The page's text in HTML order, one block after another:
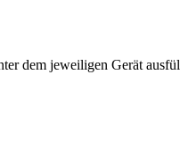
dem jeweiligen Gerät